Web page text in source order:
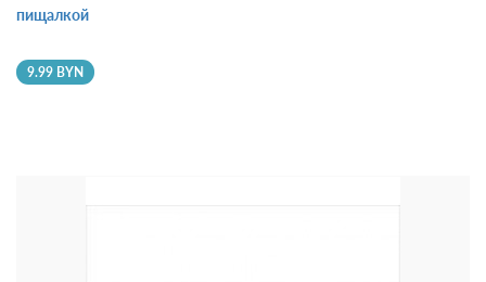
пищалкой
9.99 BYN